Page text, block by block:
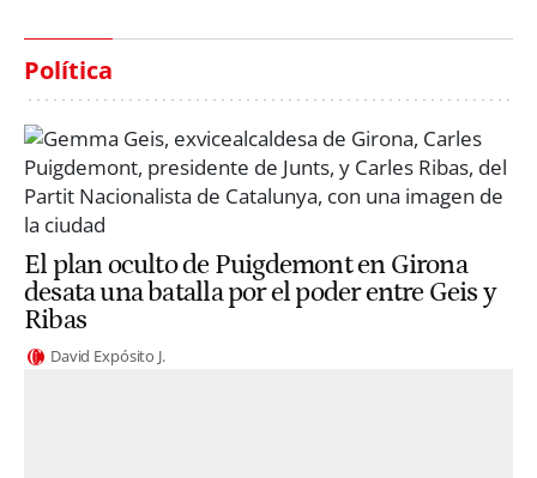
Política
El plan oculto de Puigdemont en Girona
desata una batalla por el poder entre Geis y
Ribas
David Expósito J.